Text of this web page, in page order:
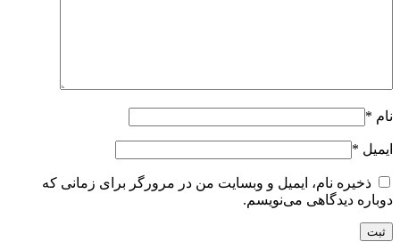
نام *
ایمیل *
ذخیره نام، ایمیل و وبسایت من در مرورگر برای زمانی که
دوباره دیدگاهی می‌نویسم.